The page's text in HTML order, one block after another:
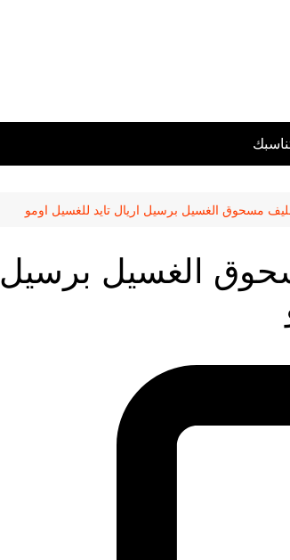
مسحوق الغسيل برسيل اريال تايد للغسيل اومو
الغسيل برسيل